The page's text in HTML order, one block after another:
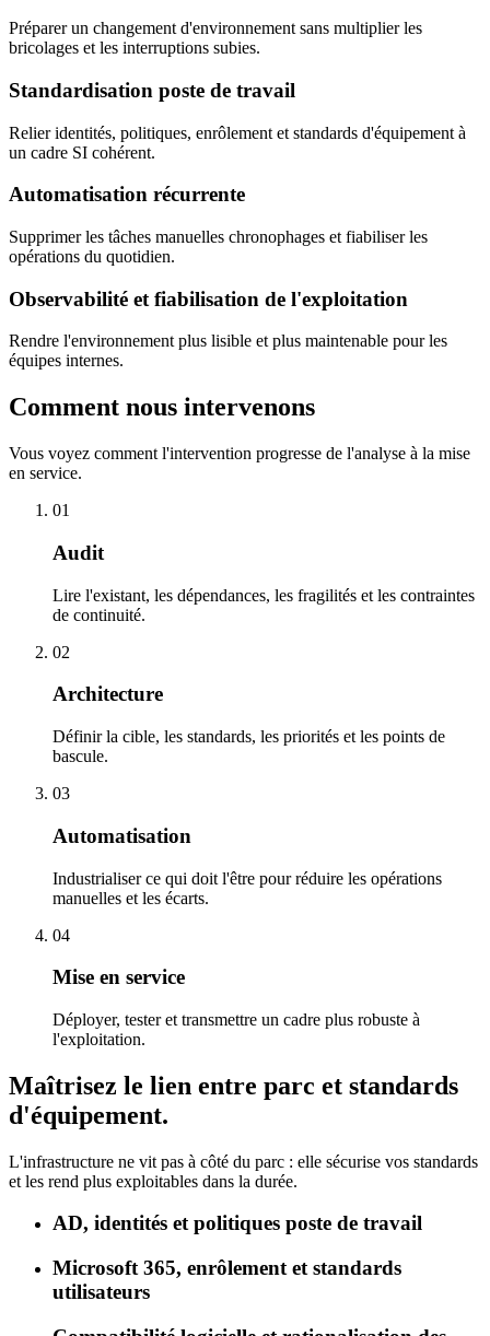
Préparer un changement d'environnement sans multiplier les
bricolages et les interruptions subies.
Standardisation poste de travail
Relier identités, politiques, enrôlement et standards d'équipement à
un cadre SI cohérent.
Automatisation récurrente
Supprimer les tâches manuelles chronophages et fiabiliser les
opérations du quotidien.
Observabilité et fiabilisation de l'exploitation
Rendre l'environnement plus lisible et plus maintenable pour les
équipes internes.
Comment nous intervenons
Vous voyez comment l'intervention progresse de l'analyse à la mise
en service.
01
Audit
Lire l'existant, les dépendances, les fragilités et les contraintes
de continuité.
02
Architecture
Définir la cible, les standards, les priorités et les points de
bascule.
03
Automatisation
Industrialiser ce qui doit l'être pour réduire les opérations
manuelles et les écarts.
04
Mise en service
Déployer, tester et transmettre un cadre plus robuste à
l'exploitation.
Maîtrisez le lien entre parc et standards
d'équipement.
L'infrastructure ne vit pas à côté du parc : elle sécurise vos standards
et les rend plus exploitables dans la durée.
AD, identités et politiques poste de travail
Microsoft 365, enrôlement et standards
utilisateurs